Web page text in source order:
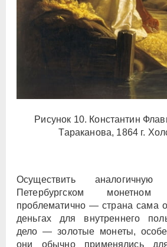
Рисунок 10. Константин
Тараканова, 1864 г.
Осуществить
Петербургском
проблематично — страна сама
деньгах для внутреннего
дело — золотые монеты,
они обычно применялись